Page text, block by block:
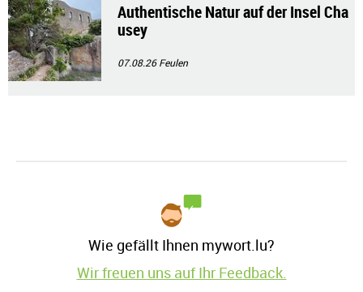
Authentische Natur auf der Insel Cha
usey
07.08.26Feulen
Wie gefällt Ihnen mywort.lu?
Wir freuen uns auf Ihr Feedback.